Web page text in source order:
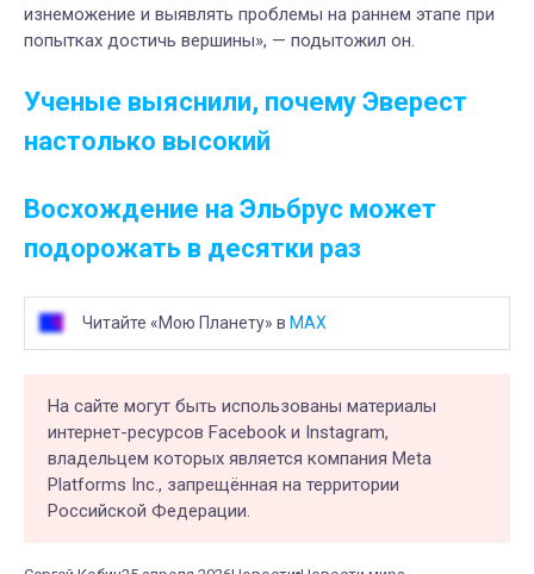
изнеможение и выявлять проблемы на раннем этапе при
попытках достичь вершины», — подытожил он.
Ученые выяснили, почему Эверест
настолько высокий
Восхождение на Эльбрус может
подорожать в десятки раз
Читайте «Мою Планету» в MAX
На сайте могут быть использованы материалы
интернет-ресурсов Facebook и Instagram,
владельцем которых является компания Meta
Platforms Inc., запрещённая на территории
Российской Федерации.